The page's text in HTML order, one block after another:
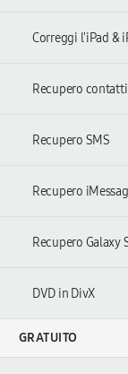
Correggi l'iPad &
Recupero
Recupero SMS
Recupero
Recupero Galaxy
DVD in DivX
GRATUITO